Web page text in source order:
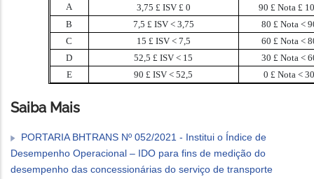
A
3,75 £ ISV £ 0 90£ Nota£
B
7,5 £ ISV <3,75 80 £ Nota <
C
15 £ ISV <7,5 60 £ Nota <
D
52,5£ ISV< 15 30 £ Nota <
E
90£ ISV< 52,5 0£ Nota<
Saiba Mais
PORTARIA BHTRANS Nº 052/2021 - Institui o Índice de
Desempenho Operacional – IDO para fins de medição do
desempenho das concessionárias do serviço de transporte